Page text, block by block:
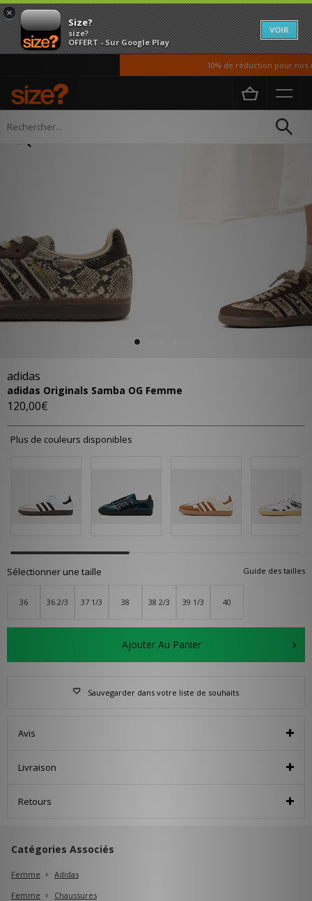
×
Size?
size?
OFFERT - Sur Google Play
VOIR
10% de réduction pour nos
Accueil Femme
adidas
adidas Originals Samba OG Femme
120,00€
Plus de couleurs disponibles
Guide des tailles
Sélectionner une taille
36 36 2/3 37 1/3 38 38 2/3 39 1/3 40
Ajouter Au Panier
Sauvegarder dans votre liste de souhaits
Avis
Livraison
Retours
Catégories Associés
Femme
Adidas
Femme
Chaussures